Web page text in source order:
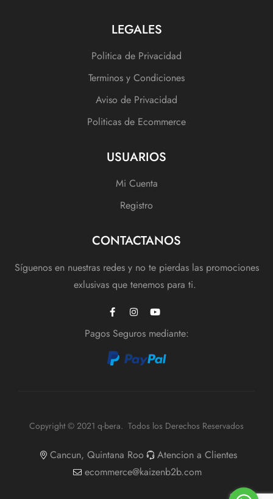
LEGALES
Politica de Privacidad
Terminos y Condiciones
Aviso de Privacidad
Politicas de Ecommerce
USUARIOS
Mi Cuenta
Registro
CONTACTANOS
Síguenos en nuestras redes y no te pierdas las promociones
exlusivas que tenemos para ti.
Pagos Seguros mediante:
Copyright © 2021 q-bera. Todos los Derechos Reservados
Cancun, Quintana Roo
Atencion a Clientes
ecommerce@kaizenb2b.com